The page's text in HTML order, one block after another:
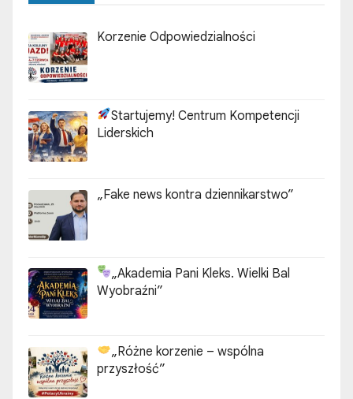
Korzenie Odpowiedzialności
Startujemy! Centrum Kompetencji
Liderskich
„Fake news kontra dziennikarstwo”
„Akademia Pani Kleks. Wielki Bal
Wyobraźni”
„Różne korzenie – wspólna
przyszłość”